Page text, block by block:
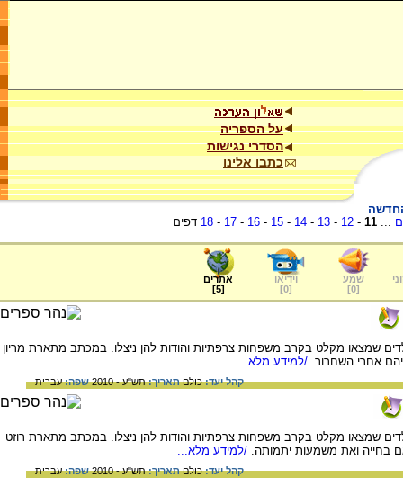
על הספריה
הסדרי נגישות
כתבו אלינו
...
11
-
12
-
13
-
14
-
15
-
16
-
17
-
18 דפים
שמע
[
0
]
וידיאו
[
0
]
אתרים
[
5
]
שמצאו מקלט בקרב משפחות צרפתיות והודות להן ניצלו. במכתב מתארת מריון
אחרי השחרור. /למידע מלא...
קהל יעד:כולםתאריך:תש"ע - 2010 שפה:עברית
שמצאו מקלט בקרב משפחות צרפתיות והודות להן ניצלו. במכתב מתארת רוזט
בחייה ואת משמעות יתמותה. /למידע מלא...
קהל יעד:כולםתאריך:תש"ע - 2010 שפה:עברית